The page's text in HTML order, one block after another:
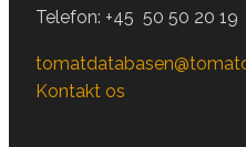
Telefon: +45 50 50 20 19
Kontakt os